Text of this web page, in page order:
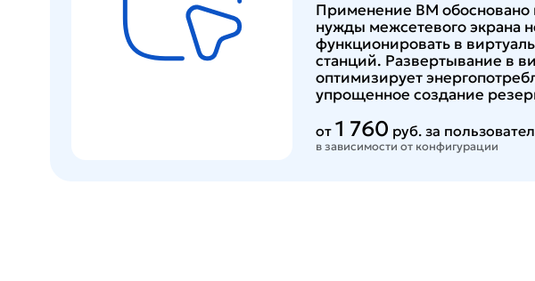
Применение ВМ обосновано
нужды межсетевого экрана
функционировать в
станций. Развертывание в
оптимизирует
упрощенное создание
от 1 760 руб. за
в зависимости от конфигурации